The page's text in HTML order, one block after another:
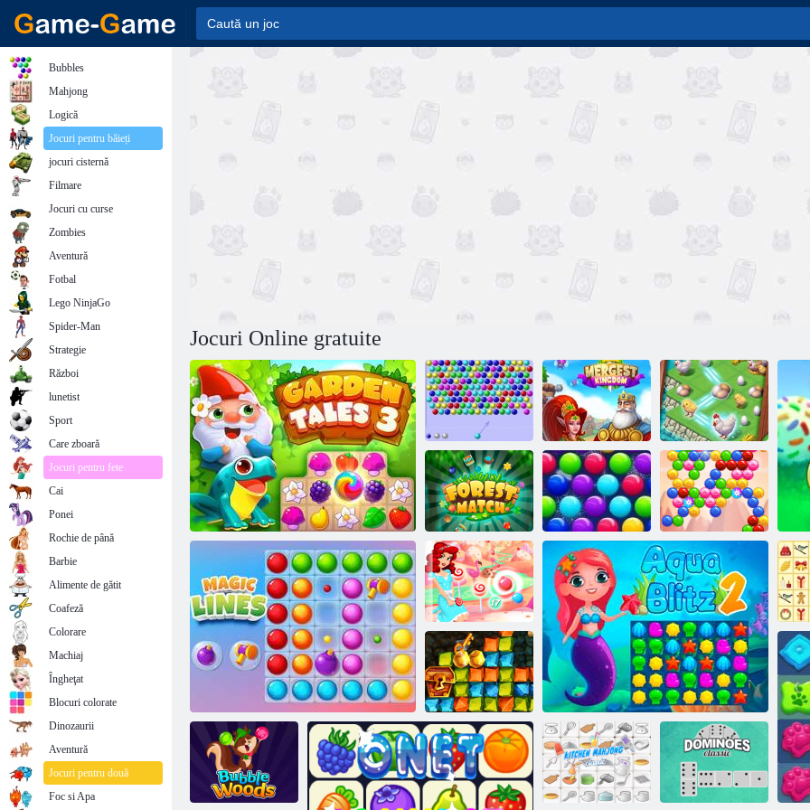
Jocuri Online gratuite
Povești de grădină 3
Shooter cu bule
HTML5
Regatul Mergest
Fuziune
tropicală
Meci de pădure
Smarty bule
Xmas Edition
Spirit bule
Bomboane cu
bule
Goana după aur
din vânătoare de
comori
Bubbles
Mahjong
Logică
Jocuri pentru băieți
jocuri cisternă
Filmare
Jocuri cu curse
Zombies
Aventură
Fotbal
Lego NinjaGo
Spider-Man
Strategie
Război
lunetist
Sport
Care zboară
Jocuri pentru fete
Cai
Ponei
Rochie de până
Barbie
Alimente de gătit
Coafeză
Colorare
Machiaj
Îngheţat
Blocuri colorate
Dinozaurii
Aventură
Jocuri pentru două
Foc si Apa